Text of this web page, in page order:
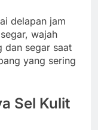
delapan jam
wajah
dan segar saat
yang sering
Sel Kulit